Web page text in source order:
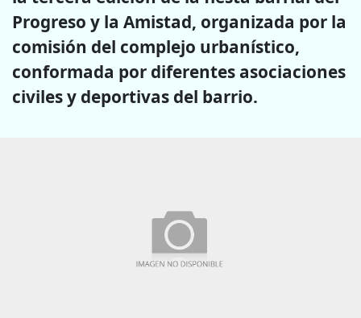
Progreso y la Amistad, organizada por la
comisión del complejo urbanístico,
conformada por diferentes asociaciones
civiles y deportivas del barrio.